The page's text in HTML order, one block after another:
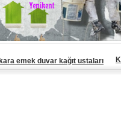
emek duvar kağıt ustaları